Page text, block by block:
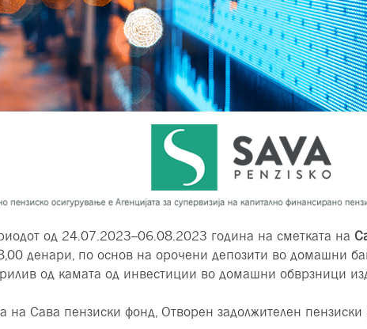
од 24.07.2023–06.08.2023 година на сметката на
денари, по основ на орочени депозити во домашни
од камата од инвестиции во домашни обврзници
на Сава пензиски фонд, Отворен задолжителен